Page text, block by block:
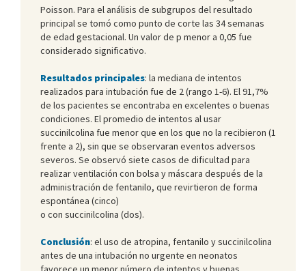
Poisson. Para el análisis de subgrupos del resultado
principal se tomó como punto de corte las 34 semanas
de edad gestacional. Un valor de p menor a 0,05 fue
considerado significativo.
Resultados principales: la mediana de intentos
realizados para intubación fue de 2 (rango 1-6). El 91,7%
de los pacientes se encontraba en excelentes o buenas
condiciones. El promedio de intentos al usar
succinilcolina fue menor que en los que no la recibieron (1
frente a 2), sin que se observaran eventos adversos
severos. Se observó siete casos de dificultad para
realizar ventilación con bolsa y máscara después de la
administración de fentanilo, que revirtieron de forma
espontánea (cinco)
o con succinilcolina (dos).
Conclusión: el uso de atropina, fentanilo y succinilcolina
antes de una intubación no urgente en neonatos